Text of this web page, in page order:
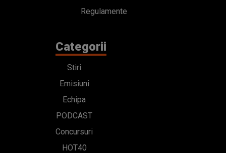
Regulamente
Categorii
Stiri
Emisiuni
Echipa
PODCAST
Concursuri
HOT40